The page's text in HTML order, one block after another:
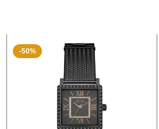
-50%